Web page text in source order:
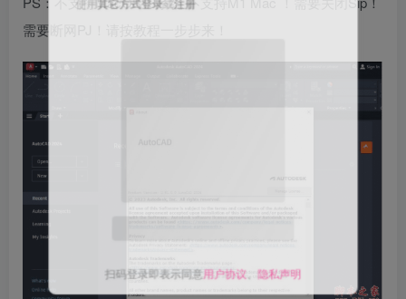
需要断网PJ！请按教程一步步来！
使用其它方式登录或注册
关注公众号后发送 “验证码”
请输入验证码